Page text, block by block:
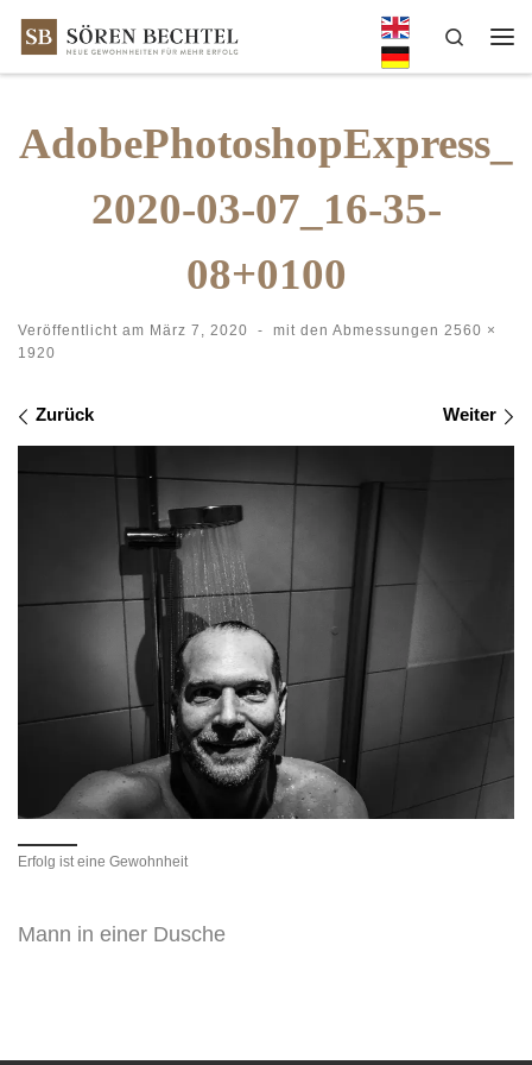
Zum Inhalt springen
Search
AdobePhotoshopExpress_
2020-03-07_16-35-
08+0100
Veröffentlicht am März 7, 2020 - mit den Abmessungen 2560 ×
1920
Bilder Navigation
Zurück Weiter
Erfolg ist eine Gewohnheit
Mann in einer Dusche